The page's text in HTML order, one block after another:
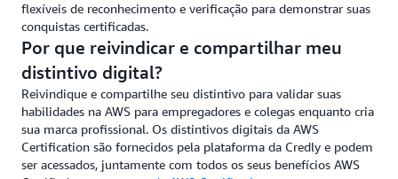
flexíveis de reconhecimento e verificação para demonstrar suas
conquistas certificadas.
Por que reivindicar e compartilhar meu
distintivo digital?
Reivindique e compartilhe seu distintivo para validar suas
habilidades na AWS para empregadores e colegas enquanto cria
sua marca profissional. Os distintivos digitais da AWS
Certification são fornecidos pela plataforma da Credly e podem
ser acessados, juntamente com todos os seus benefícios AWS